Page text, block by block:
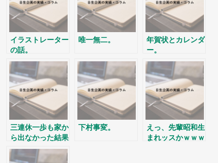
イラストレーター
の話。
唯一無二。
年賀状とカレンダ
ー。
三連休一歩も家か
ら出なかった結果
ｗｗｗｗｗｗｗｗ
ｗｗｗ
下村事変。
えっ、先輩昭和生
まれッスかｗｗｗ